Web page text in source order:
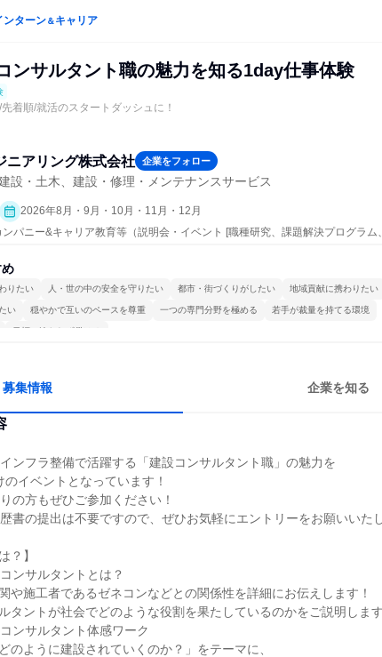
ンターン＆キャリア
ンサルタント職の魅力を知る1day仕事体験
着順/就活のスタートダッシュに！
ニアリング株式会社 企業をフォロー
設・土木、建設・修理・メンテナンスサービス
2026年8月・9月・10月・11月・12月
パニー&キャリア教育等（説明会・イベント [職種研究、課題解決プログラム
りたい 人・世の中の安全を守りたい 都市・街づくりがしたい 地域貢献に携わりたい
い 穏やかで互いのペースを尊重 一つの専門分野を極める 若手が裁量を持てる環境
目標に追われず働ける
募集情報 企業を知る
ンフラ整備で活躍する「建設コンサルタント職」の魅力を
イベントとなっています！
の方もぜひご参加ください！
書の提出は不要ですので、ぜひお気軽にエントリーをお願いいた
？】
ンサルタントとは？
や施工者であるゼネコンなどとの関係性を詳細にお伝えします！
タントが社会でどのような役割を果たしているのかをご説明します
ンサルタント体感ワーク
のように建設されていくのか？」をテーマに、